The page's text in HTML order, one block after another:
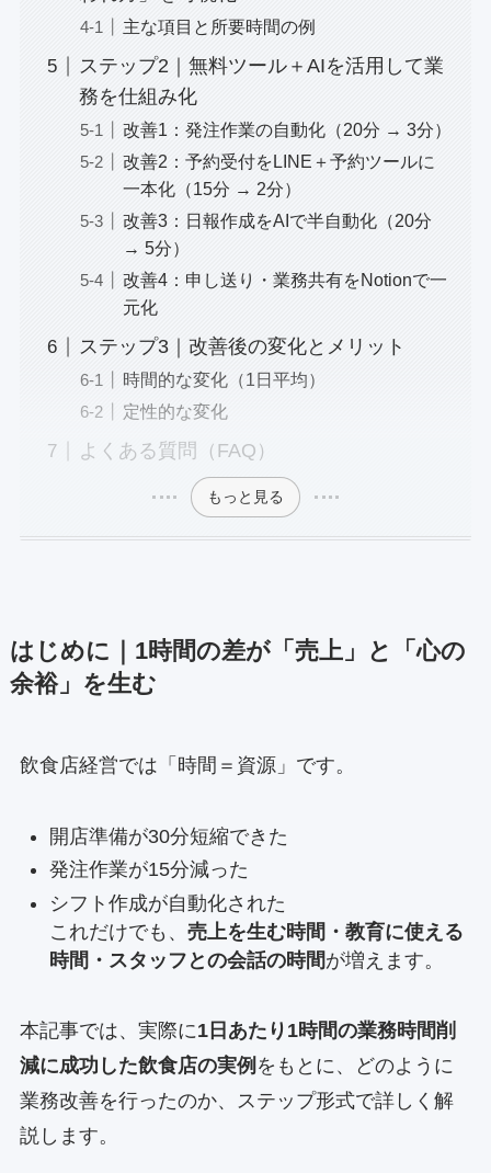
主な項目と所要時間の例
ステップ2｜無料ツール＋AIを活用して業
務を仕組み化
改善1：発注作業の自動化（20分 → 3分）
改善2：予約受付をLINE＋予約ツールに
一本化（15分 → 2分）
改善3：日報作成をAIで半自動化（20分
→ 5分）
改善4：申し送り・業務共有をNotionで一
元化
ステップ3｜改善後の変化とメリット
時間的な変化（1日平均）
定性的な変化
よくある質問（FAQ）
もっと見る
はじめに｜1時間の差が「売上」と「心の
余裕」を生む
飲食店経営では「時間＝資源」です。
開店準備が30分短縮できた
発注作業が15分減った
シフト作成が自動化された
これだけでも、 売上を生む時間・教育に使える
時間・スタッフとの会話の時間が増えます。
本記事では、実際に1日あたり1時間の業務時間削
減に成功した飲食店の実例 をもとに、どのように
業務改善を行ったのか、ステップ形式で詳しく解
説します。